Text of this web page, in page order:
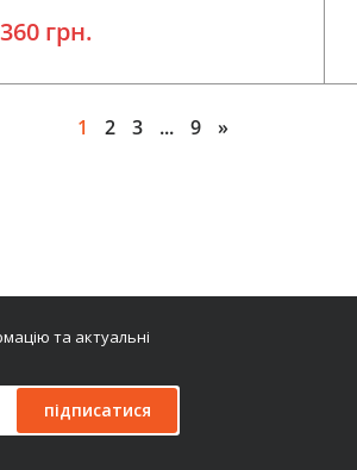
360 грн.
1 2 3 ... 9 »
та актуальні
підписатися